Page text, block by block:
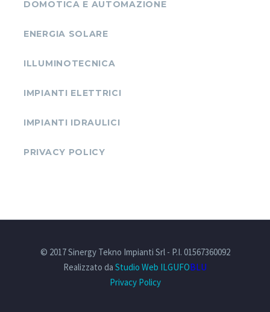
DOMOTICA E AUTOMAZIONE
ENERGIA SOLARE
ILLUMINOTECNICA
IMPIANTI ELETTRICI
IMPIANTI IDRAULICI
PRIVACY POLICY
© 2017 Sinergy Tekno Impianti Srl - P.I. 01567360092
Realizzato da Studio Web ILGUFOBLU
Privacy Policy